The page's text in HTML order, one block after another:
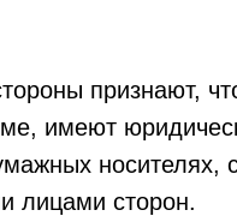
признают,
имеют
носителях,
лицами сторон.